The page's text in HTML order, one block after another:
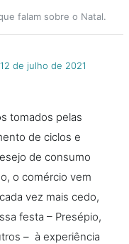
falam sobre o Natal.
12 de julho de 2021
tomados pelas
de ciclos e
de consumo
o comércio vem
vez mais cedo,
festa – Presépio,
– à experiência